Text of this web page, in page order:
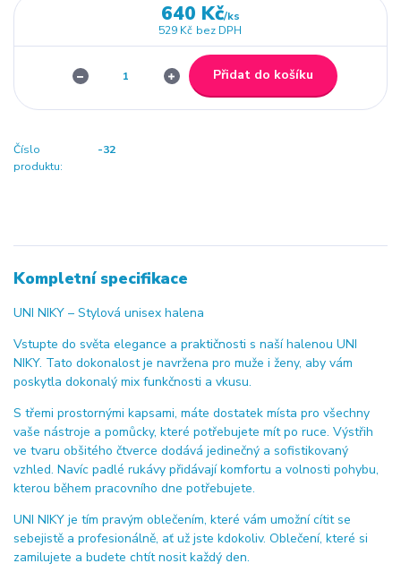
640 Kč/ks
529 Kč bez DPH
Přidat do košíku
Číslo
produktu:
-32
Kompletní specifikace
UNI NIKY – Stylová unisex halena
Vstupte do světa elegance a praktičnosti s naší halenou UNI
NIKY. Tato dokonalost je navržena pro muže i ženy, aby vám
poskytla dokonalý mix funkčnosti a vkusu.
S třemi prostornými kapsami, máte dostatek místa pro všechny
vaše nástroje a pomůcky, které potřebujete mít po ruce. Výstřih
ve tvaru obšitého čtverce dodává jedinečný a sofistikovaný
vzhled. Navíc padlé rukávy přidávají komfortu a volnosti pohybu,
kterou během pracovního dne potřebujete.
UNI NIKY je tím pravým oblečením, které vám umožní cítit se
sebejistě a profesionálně, ať už jste kdokoliv. Oblečení, které si
zamilujete a budete chtít nosit každý den.